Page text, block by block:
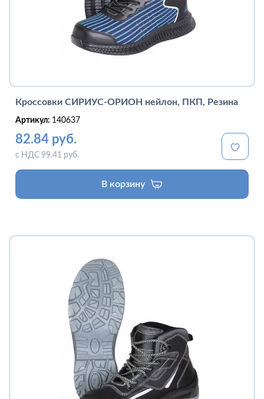
Кроссовки СИРИУС-ОРИОН нейлон, ПКП, Резина
Артикул: 140637
82.84 руб.
с НДС 99.41 руб.
В корзину